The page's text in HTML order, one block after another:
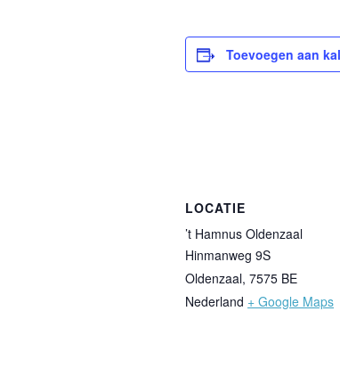
Toevoegen aan
LOCATIE
’t Hamnus Oldenzaal
Hinmanweg 9S
Oldenzaal, 7575 BE
Nederland + Google Maps